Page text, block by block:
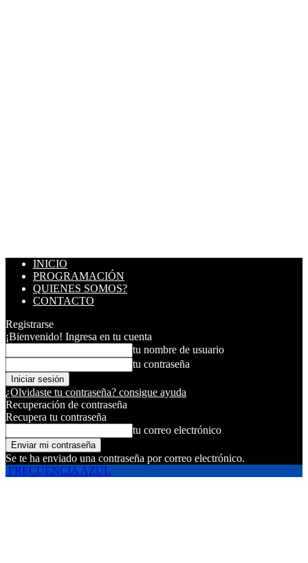
INICIO
PROGRAMACIÓN
QUIENES SOMOS?
CONTACTO
Registrarse
¡Bienvenido! Ingresa en tu cuenta
tu nombre de usuario
tu contraseña
¿Olvidaste tu contraseña? consigue ayuda
Recuperación de contraseña
Recupera tu contraseña
tu correo electrónico
Se te ha enviado una contraseña por correo electrónico.
FRECUENCIA AZUL